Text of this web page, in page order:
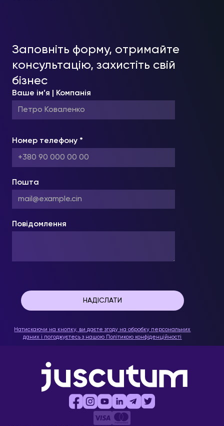
Заповніть форму, отримайте
консультацію, захистіть свій
бізнес
Ваше ім’я | Компанія
Номер телефону *
Пошта
Повідомлення
Натискаючи на кнопку, ви даєте згоду на обробку персональних
даних і погоджуєтесь з нашою Політикою конфіденційності